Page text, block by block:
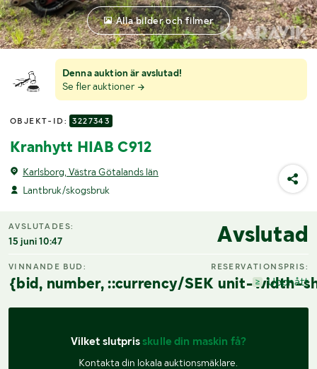
Denna auktion är avslutad!
Se fler auktioner
OBJEKT-ID: 3227343
Kranhytt HIAB C912
Karlsborg, Västra Götalands län
Lantbruk/skogsbruk
Alla bilder och filmer
AVSLUTADES:
15 juni 10:47 Avslutad
VINNANDE BUD:
{bid, number, ::currency/SEK unit-width-
RESERVATIONSPRIS:
Uppnått
Vilket slutpris skulle din maskin få?
Kontakta din lokala auktionsmäklare.